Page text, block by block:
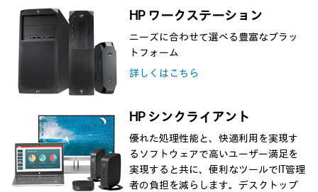
HP ワークステーション
ニーズに合わせて選べる豊富なプラッ
トフォーム
詳しくはこちら
HP シンクライアント
優れた処理性能と、快適利用を実現す
るソフトウェアで高いユーザー満足を
実現すると共に、便利なツールでIT管理
者の負担を減らします。デスクトップ